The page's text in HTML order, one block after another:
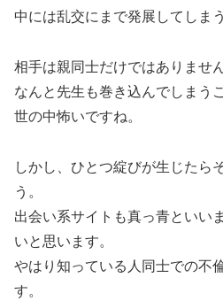
中には乱交にまで発展してしま
相手は親同士だけではありません
なんと先生も巻き込んでしまう
世の中怖いですね。
しかし、ひとつ綻びが生じたら
う。
出会い系サイトも真っ青といい
いと思います。
やはり知っている人同士での不
す。